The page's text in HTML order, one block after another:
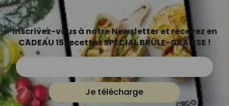
Inscrivez-vous à notre Newsletter et recevez en
CADEAU 15 recettes SPÉCIAL BRÛLE-GRAISSE !
Je télécharge